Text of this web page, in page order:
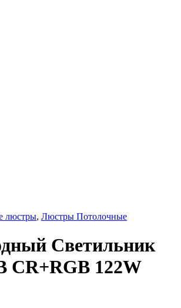
люстры, Люстры Потолочные
Светильник
CR+RGB 122W